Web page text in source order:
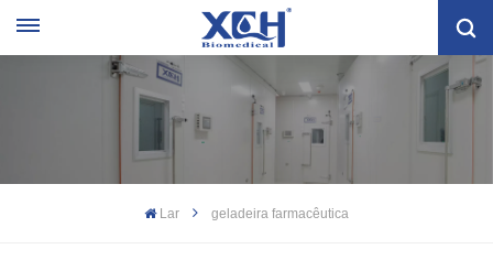
Lar geladeira farmacêutica